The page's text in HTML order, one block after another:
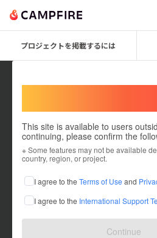
プロジェクトを掲載するには
This site is available to users
continuing, please confirm the
※ Some features may not be available
country, region, or project.
I agree to the Terms of Use and
I agree to the International Support
Continue
bar Rish
これまでに1回支援して1件のプロジェ
在住国：日本 現在地：大阪府
出身国：日本 出身地：大阪府